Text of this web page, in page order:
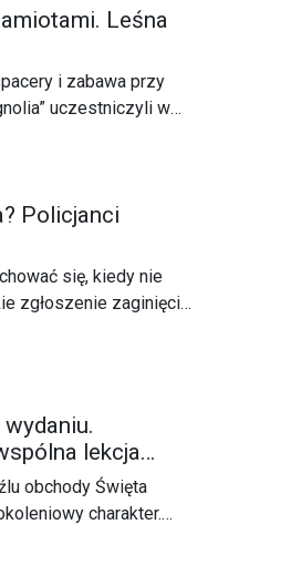
Leśna
i zabawa przy
uczestniczyli w
gwiazdami”.
Policjanci
się, kiedy nie
zgłoszenie zaginięcia
w Opolu.
lekcja
obchody Święta
charakter.
że patriotyzm, historia i